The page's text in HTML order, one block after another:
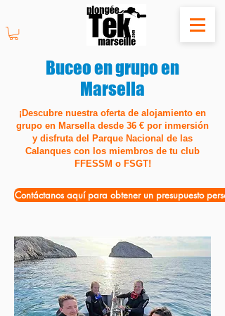
Buceo en grupo en
Marsella
¡Descubre nuestra oferta de alojamiento en
grupo en Marsella desde 36 € por inmersión
y disfruta del Parque Nacional de las
Calanques con los miembros de tu club
FFESSM o FSGT!
Contáctanos aquí para obtener un presupuesto